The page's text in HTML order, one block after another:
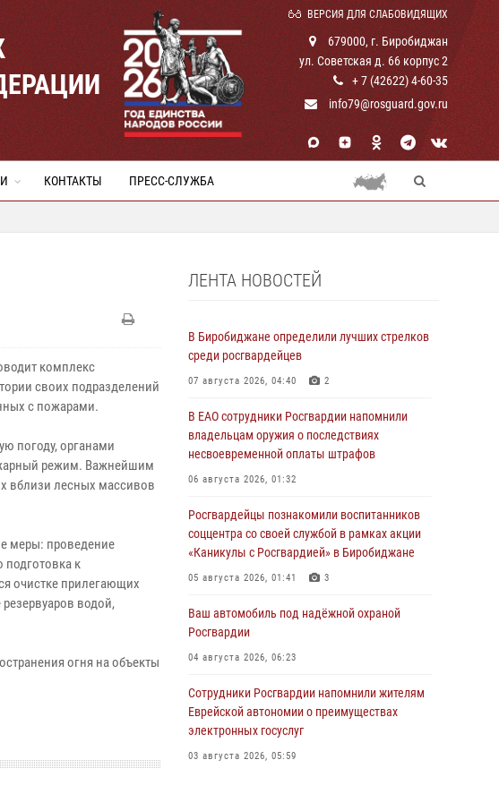
ВЕРСИЯ ДЛЯ СЛАБОВИДЯЩИХ
679000, г. Биробиджан
ул. Советская д. 66 корпус 2
+ 7 (42622) 4-60-35
info79@rosguard.gov.ru
КОНТАКТЫ ПРЕСС-СЛУЖБА
комплекс
своих подразделений
с пожарами.
погоду, органами
режим. Важнейшим
вблизи лесных массивов
меры: проведение
подготовка к
очистке прилегающих
водой,
огня на объекты
ЛЕНТА НОВОСТЕЙ
В Биробиджане определили лучших стрелков
среди росгвардейцев
07 августа 2026, 04:40 2
В ЕАО сотрудники Росгвардии напомнили
владельцам оружия о последствиях
несвоевременной оплаты штрафов
06 августа 2026, 01:32
Росгвардейцы познакомили воспитанников
соццентра со своей службой в рамках акции
«Каникулы с Росгвардией» в Биробиджане
05 августа 2026, 01:41 3
Ваш автомобиль под надёжной охраной
Росгвардии
04 августа 2026, 06:23
Сотрудники Росгвардии напомнили жителям
Еврейской автономии о преимуществах
электронных госуслуг
03 августа 2026, 05:59